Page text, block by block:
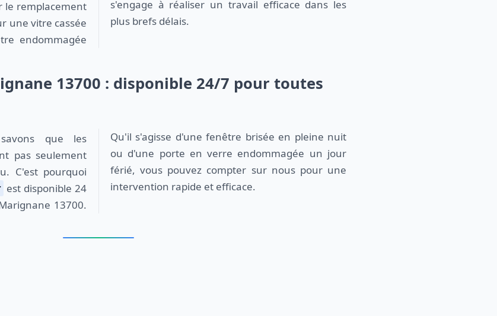
le remplacement
une vitre cassée
endommagée
s'engage à réaliser un travail efficace dans les
plus brefs délais.
13700 : disponible 24/7 pour toutes
pas seulement
C'est pourquoi
est disponible 24
13700.
Qu'il s'agisse d'une fenêtre brisée en pleine nuit
ou d'une porte en verre endommagée un jour
férié, vous pouvez compter sur nous pour une
intervention rapide et efficace.